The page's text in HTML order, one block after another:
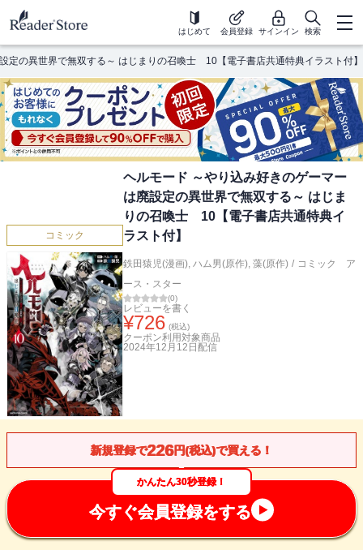
はじめて 会員登録 サインイン 検索
定の異世界で無双する～ はじまりの召喚士 10【電子書店共通特典イラスト付】
コミック
ヘルモード ～やり込み好きのゲーマー
は廃設定の異世界で無双する～ はじま
りの召喚士 10【電子書店共通特典イ
ラスト付】
鉄田猿児(漫画), ハム男(原作), 藻(原作) / コミック ア
ース・スター
(0)
レビューを書く
¥726 (税込)
クーポン利用対象商品
2024年12月12日 配信
新規登録で226円(税込)で買える！
かんたん30秒登録！
今すぐ会員登録をする